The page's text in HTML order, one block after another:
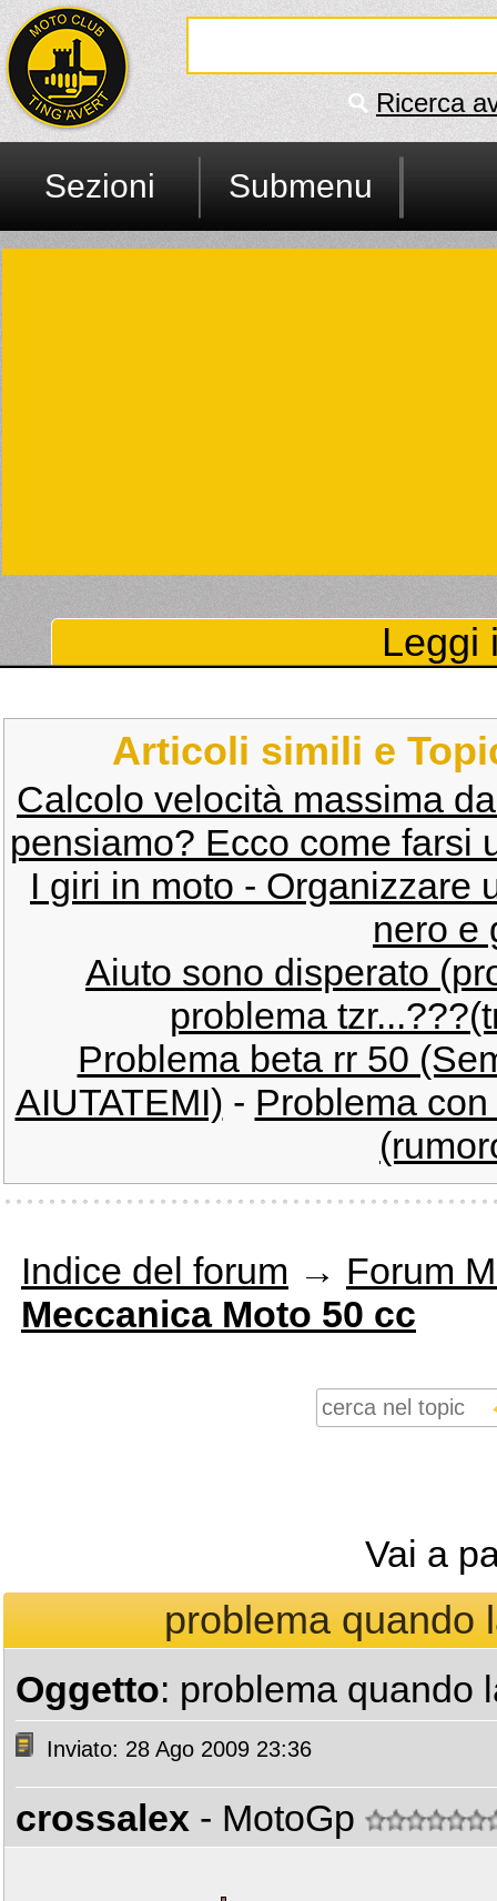
Ricerca
Sezioni Submenu
Leggi
Articoli simili e
Calcolo velocità massima
pensiamo? Ecco come farsi
I giri in moto - Organizzare
nero e
Aiuto sono disperato
problema
Problema beta rr 50
AIUTATEMI) - Problema
Indice del forum → Forum
Meccanica Moto 50 cc
Vai a
problema quando
Oggetto: problema quando
Inviato: 28 Ago 2009 23:36
crossalex - MotoGp